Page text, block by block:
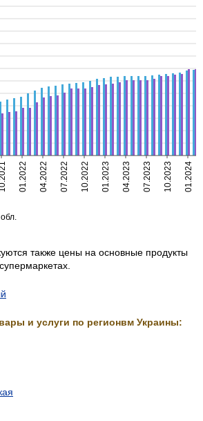
01.2022 04.2022 07.2022 10.2022 01.2023 04.2023 07.2023 10.2023 01.2024
также цены на основные продукты
и услуги по регионвм Украины: